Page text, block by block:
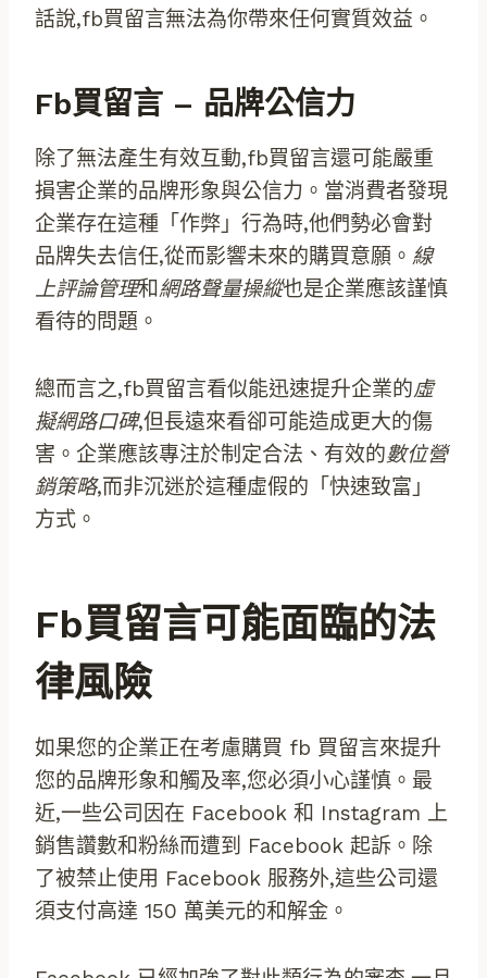
話說,fb買留言無法為你帶來任何實質效益。
Fb買留言 – 品牌公信力
除了無法產生有效互動,fb買留言還可能嚴重
損害企業的品牌形象與公信力。當消費者發現
企業存在這種「作弊」行為時,他們勢必會對
品牌失去信任,從而影響未來的購買意願。 線
上評論管理和網路聲量操縱也是企業應該謹慎
看待的問題。
總而言之,fb買留言看似能迅速提升企業的虛
擬網路口碑,但長遠來看卻可能造成更大的傷
害。企業應該專注於制定合法、有效的數位營
銷策略,而非沉迷於這種虛假的「快速致富」
方式。
Fb買留言可能面臨的法
律風險
如果您的企業正在考慮購買 fb 買留言來提升
您的品牌形象和觸及率,您必須小心謹慎。最
近,一些公司因在 Facebook 和 Instagram 上
銷售讚數和粉絲而遭到 Facebook 起訴。除
了被禁止使用 Facebook 服務外,這些公司還
須支付高達 150 萬美元的和解金。